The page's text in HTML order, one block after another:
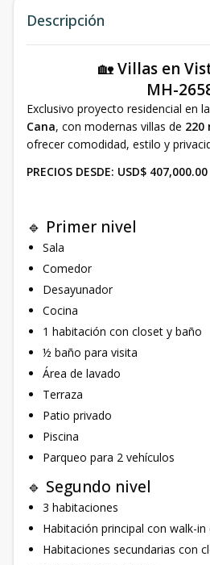
Descripción
🏡Villas en
MH-
Exclusivo proyecto residencial en
Cana, con modernas villas de 220
ofrecer comodidad, estilo y
PRECIOS DESDE: USD$ 407,000.00
🔹 Primer nivel
Sala
Comedor
Desayunador
Cocina
1 habitación con closet y baño
½ baño para visita
Área de lavado
Terraza
Patio privado
Piscina
Parqueo para 2 vehículos
🔹 Segundo nivel
3 habitaciones
Habitación principal con walk-
Habitaciones secundarias con